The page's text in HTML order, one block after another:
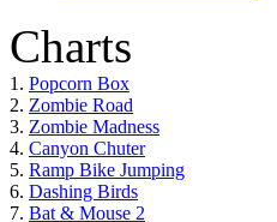
Charts
1. Popcorn Box
2. Zombie Road
3. Zombie Madness
4. Canyon Chuter
5. Ramp Bike Jumping
6. Dashing Birds
7. Bat & Mouse 2